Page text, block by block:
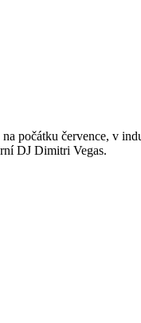
počátku července, v
DJ Dimitri Vegas.